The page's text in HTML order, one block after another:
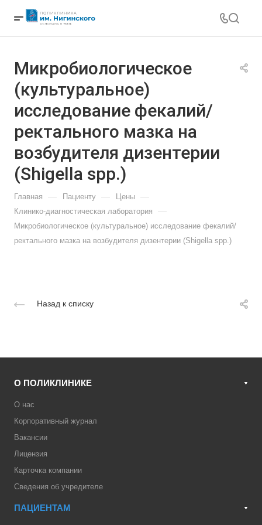
Микробиологическое
(культуральное)
исследование фекалий/
ректального мазка на
возбудителя дизентерии
(Shigella spp.)
Главная — Пациенту — Цены —
Клинико-диагностическая лаборатория —
Микробиологическое (культуральное) исследование фекалий/
ректального мазка на возбудителя дизентерии (Shigella spp.)
Назад к списку
О ПОЛИКЛИНИКЕ
О нас
Корпоративный журнал
Вакансии
Лицензия
Карточка компании
Сведения об учредителе
ПАЦИЕНТАМ